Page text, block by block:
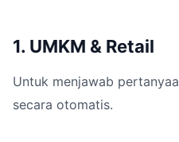
1. UMKM & Retail
Untuk menjawab
secara otomatis.